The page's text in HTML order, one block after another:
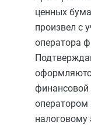
ценных
произвел с
оператора
финансовой
налоговому